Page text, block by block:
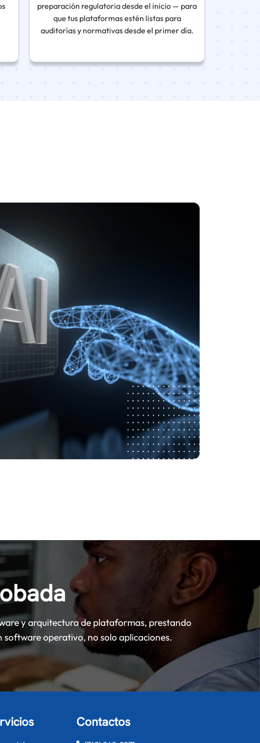
preparación regulatoria desde el inicio — para
que tus plataformas estén listas para
auditorías y normativas desde el primer día.
y arquitectura de plataformas, prestando
software operativo, no solo aplicaciones.
Contactos